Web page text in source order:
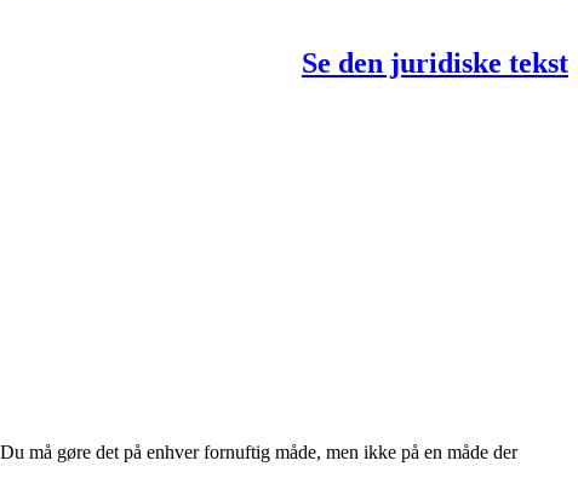
Se den juridiske tekst
må gøre det på enhver fornuftig måde, men ikke på en måde der